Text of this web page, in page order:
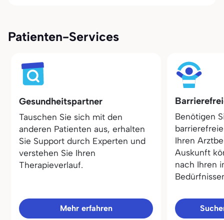
Patienten-Services
Gesundheitspartner
Tauschen Sie sich mit den
anderen Patienten aus, erhalten
Sie Support durch Experten und
verstehen Sie Ihren
Therapieverlauf.
Mehr erfahren
Benötigen
Ihren
Auskunft
nach Ihren